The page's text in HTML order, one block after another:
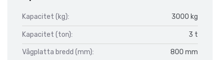
Kapacitet (kg): 3000 kg
Kapacitet (ton): 3 t
Vågplatta bredd (mm): 800 mm